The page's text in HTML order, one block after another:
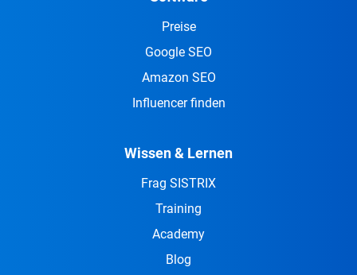
Preise
Google SEO
Amazon SEO
Influencer finden
Wissen & Lernen
Frag SISTRIX
Training
Academy
Blog